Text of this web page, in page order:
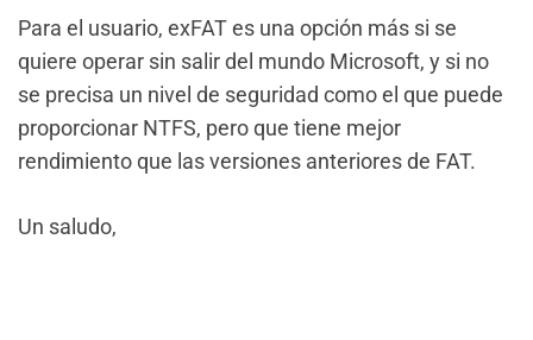
Para el usuario, exFAT es una opción más si se
quiere operar sin salir del mundo Microsoft, y si no
se precisa un nivel de seguridad como el que puede
proporcionar NTFS, pero que tiene mejor
rendimiento que las versiones anteriores de FAT.
Un saludo,